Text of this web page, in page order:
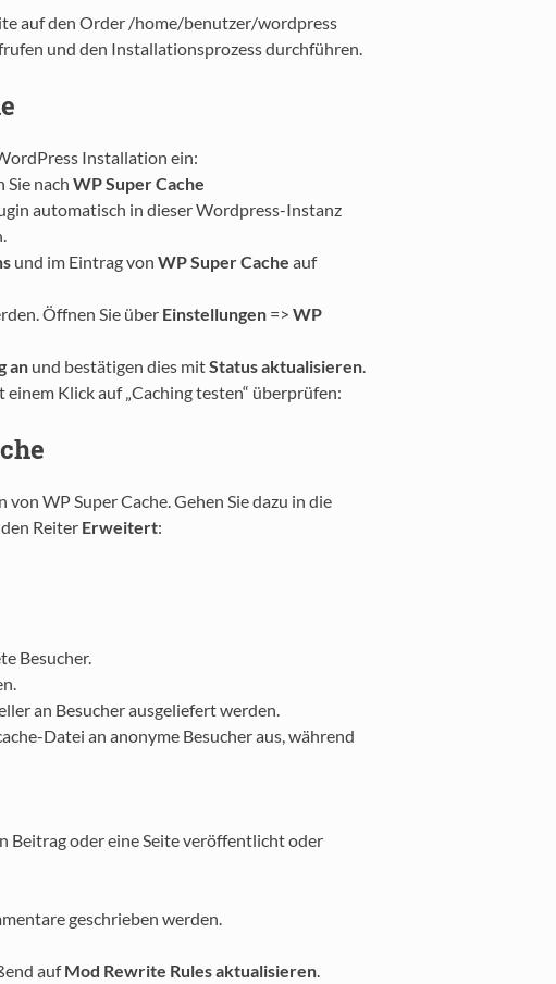
auf den Order /home/benutzer/wordpress
und den Installationsprozess durchführen.
Installation ein:
Sie nach WP Super Cache
automatisch in dieser Wordpress-Instanz
und im Eintrag von WP Super Cache auf
Öffnen Sie über Einstellungen=> WP
anund bestätigen dies mitStatus aktualisieren.
Klick auf „Caching testen“ überprüfen:
WP Super Cache. Gehen Sie dazu in die
Reiter Erweitert:
Besucher.
an Besucher ausgeliefert werden.
Datei an anonyme Besucher aus, während
Beitrag oder eine Seite veröffentlicht oder
geschrieben werden.
aufMod Rewrite Rules aktualisieren.